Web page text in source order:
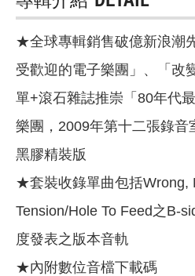
★全球專輯銷售破億新浪潮
受歡迎的電子樂團」、「改
單+滾石雜誌推崇「80年代
樂團，2009年第十二張錄音
黑膠精裝版
★套裝收錄單曲包括Wrong,
Tension/Hole To Feed之B-
度發表之版本音軌
★內附數位音檔下載碼